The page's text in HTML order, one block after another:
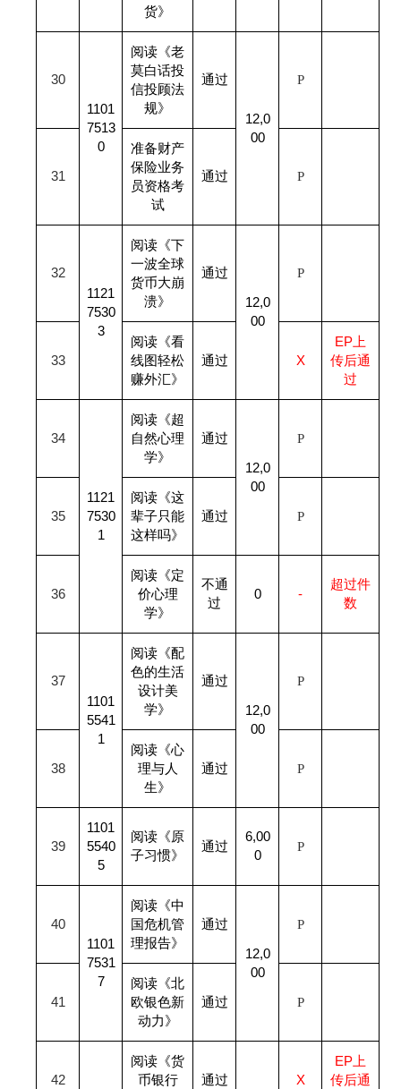
货》
30
1101
7513
0
阅读《老
莫白话投
信投顾法
规》
通过
12,0
00
P
31
准备财产
保险业务
员资格考
试
通过 P
32
1121
7530
3
阅读《下
一波全球
货币大崩
溃》
通过
12,0
00
P
33
阅读《看
线图轻松
赚外汇》
通过 X
EP上
传后通
过
34
1121
7530
1
阅读《超
自然心理
学》
通过
12,0
00
P
35
阅读《这
辈子只能
这样吗》
通过 P
36
阅读《定
价心理
学》
不通
过
0 -
超过件
数
37
1101
5541
1
阅读《配
色的生活
设计美
学》
通过
12,0
00
P
38
阅读《心
理与人
生》
通过 P
39
1101
5540
5
阅读《原
子习惯》
通过
6,00
0
P
40
1101
7531
7
阅读《中
国危机管
理报告》
通过
12,0
00
P
41
阅读《北
欧银色新
动力》
通过 P
42
阅读《货
币银行
通过 X
EP上
传后通